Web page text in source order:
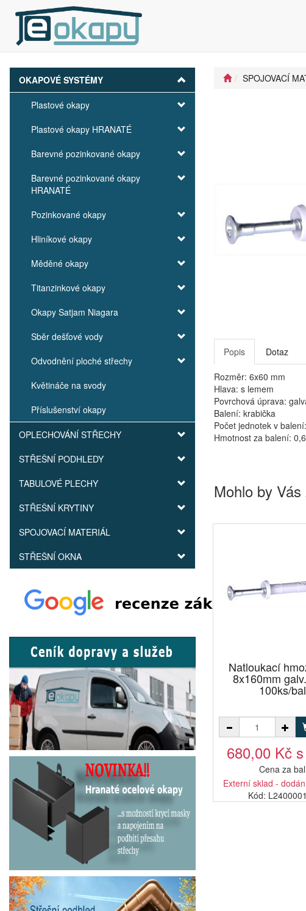
OKAPOVÉ SYSTÉMY
Plastové okapy
Plastové okapy HRANATÉ
Barevné pozinkované okapy
Barevné pozinkované okapy
HRANATÉ
Pozinkované okapy
Hliníkové okapy
Měděné okapy
Titanzinkové okapy
Okapy Satjam Niagara
Sběr dešťové vody
Odvodnění ploché střechy
Květináče na svody
Příslušenství okapy
OPLECHOVÁNÍ STŘECHY
STŘEŠNÍ PODHLEDY
TABULOVÉ PLECHY
STŘEŠNÍ KRYTINY
SPOJOVACÍ MATERIÁL
STŘEŠNÍ OKNA
SPOJOVACÍ
Popis Dotaz
Rozměr: 6x60 mm
Hlava: s lemem
Povrchová úprava:
Balení: krabička
Počet jednotek v
Hmotnost za balení:
Mohlo by
Natloukací
8x160mm
100ks/bal
680,00 Kč
Cena za bal
Externí sklad -
Kód: